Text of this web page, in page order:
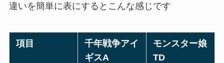
違いを簡単に表にするとこんな感じです
項目
千年戦争アイ
ギスA
モンスター娘
TD